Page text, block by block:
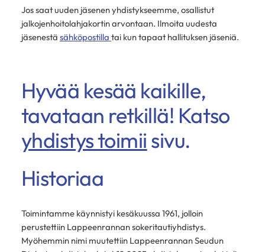
Jos saat uuden jäsenen yhdistykseemme, osallistut
jalkojenhoitolahjakortin arvontaan. Ilmoita uudesta
jäsenestä sähköpostilla tai kun tapaat hallituksen jäseniä.
Hyvää kesää kaikille,
tavataan retkillä! Katso
yhdistys toimii sivu.
Historiaa
Toimintamme käynnistyi kesäkuussa 1961, jolloin
perustettiin Lappeenrannan sokeritautiyhdistys.
Myöhemmin nimi muutettiin Lappeenrannan Seudun